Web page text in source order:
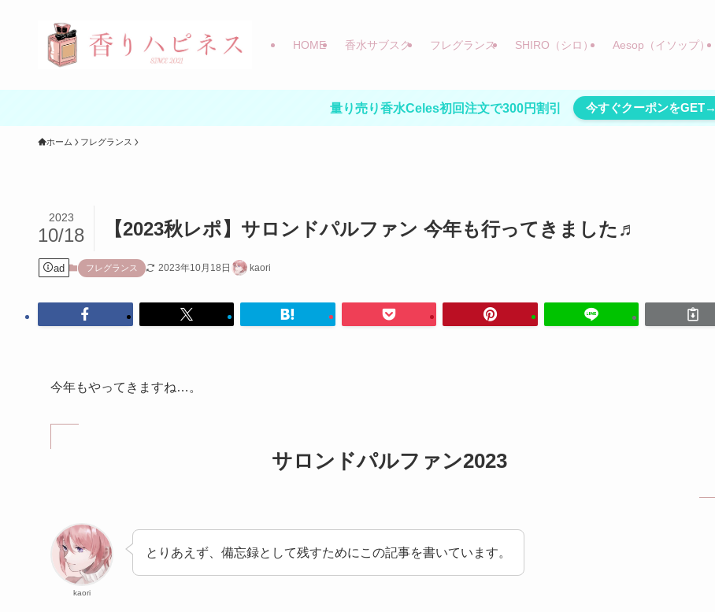
HOME 香水サブスク フレグランス SHIRO（シロ） Aesop（イソップ）
量り売り香水Celes初回注文で300円割引 今すぐクーポンをGET→
ホーム フレグランス
【2023秋レポ】サロンドパルファン 今年も行ってきました♬
2023
10/18
ad フレグランス 2023年10月18日 kaori
今年もやってきますね…。
サロンドパルファン2023
kaori
とりあえず、備忘録として残すためにこの記事を書いています。